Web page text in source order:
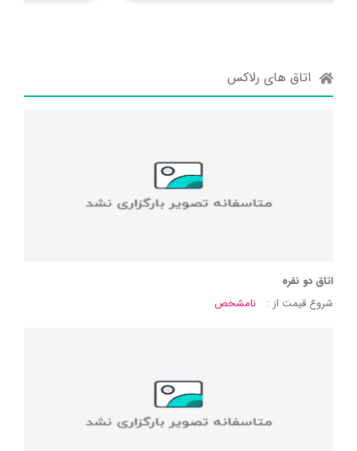
اتاق های رلاکس
اتاق دو نفره
شروع قیمت از :
نامشخص